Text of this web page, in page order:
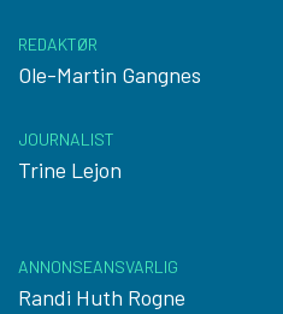
REDAKTØR
Ole-Martin Gangnes
JOURNALIST
Trine Lejon
ANNONSEANSVARLIG
Randi Huth Rogne